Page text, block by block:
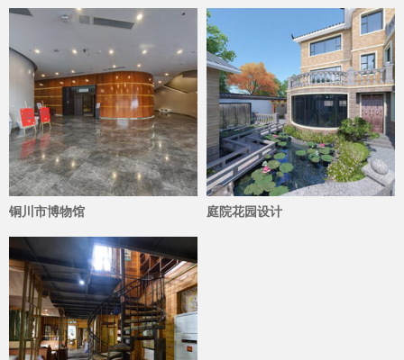
3220 3360
铜川市博物馆
5068
庭院花园设计